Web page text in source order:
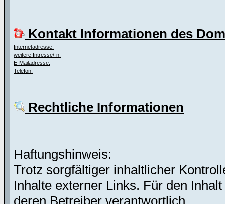
Kontakt Informationen des
Internetadresse:
weitere Intresse/-n:
E-Mailadresse:
Telefon:
Rechtliche Informationen
Haftungshinweis:
Trotz sorgfältiger inhaltlicher
Inhalte externer Links. Für den
deren Betreiber verantwortlich.